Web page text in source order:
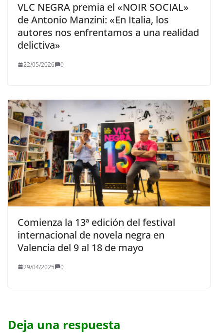
VLC NEGRA premia el «NOIR SOCIAL»
de Antonio Manzini: «En Italia, los
autores nos enfrentamos a una realidad
delictiva»
22/05/2026 0
Comienza la 13ª edición del festival
internacional de novela negra en
Valencia del 9 al 18 de mayo
29/04/2025 0
Deja una respuesta